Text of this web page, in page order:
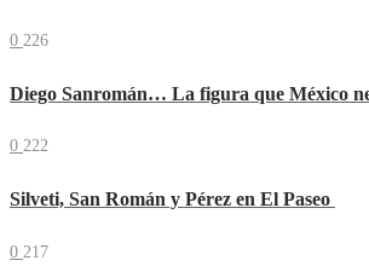
0 226
Diego Sanromán… La figura que México
0 222
Silveti, San Román y Pérez en El Paseo
0 217